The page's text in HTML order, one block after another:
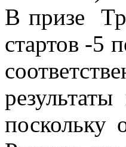
В призе
стартов -5
поскольку